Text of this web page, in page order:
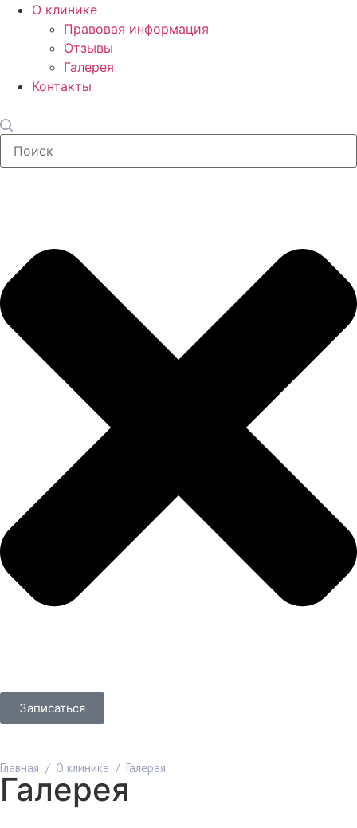
О клинике
Правовая информация
Отзывы
Галерея
Контакты
Записаться
Главная / О клинике / Галерея
Галерея